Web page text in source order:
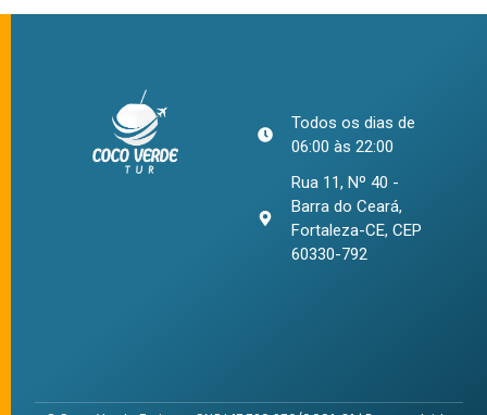
Todos os dias de
06:00 às 22:00
Rua 11, Nº 40 -
Barra do Ceará,
Fortaleza-CE, CEP
60330-792